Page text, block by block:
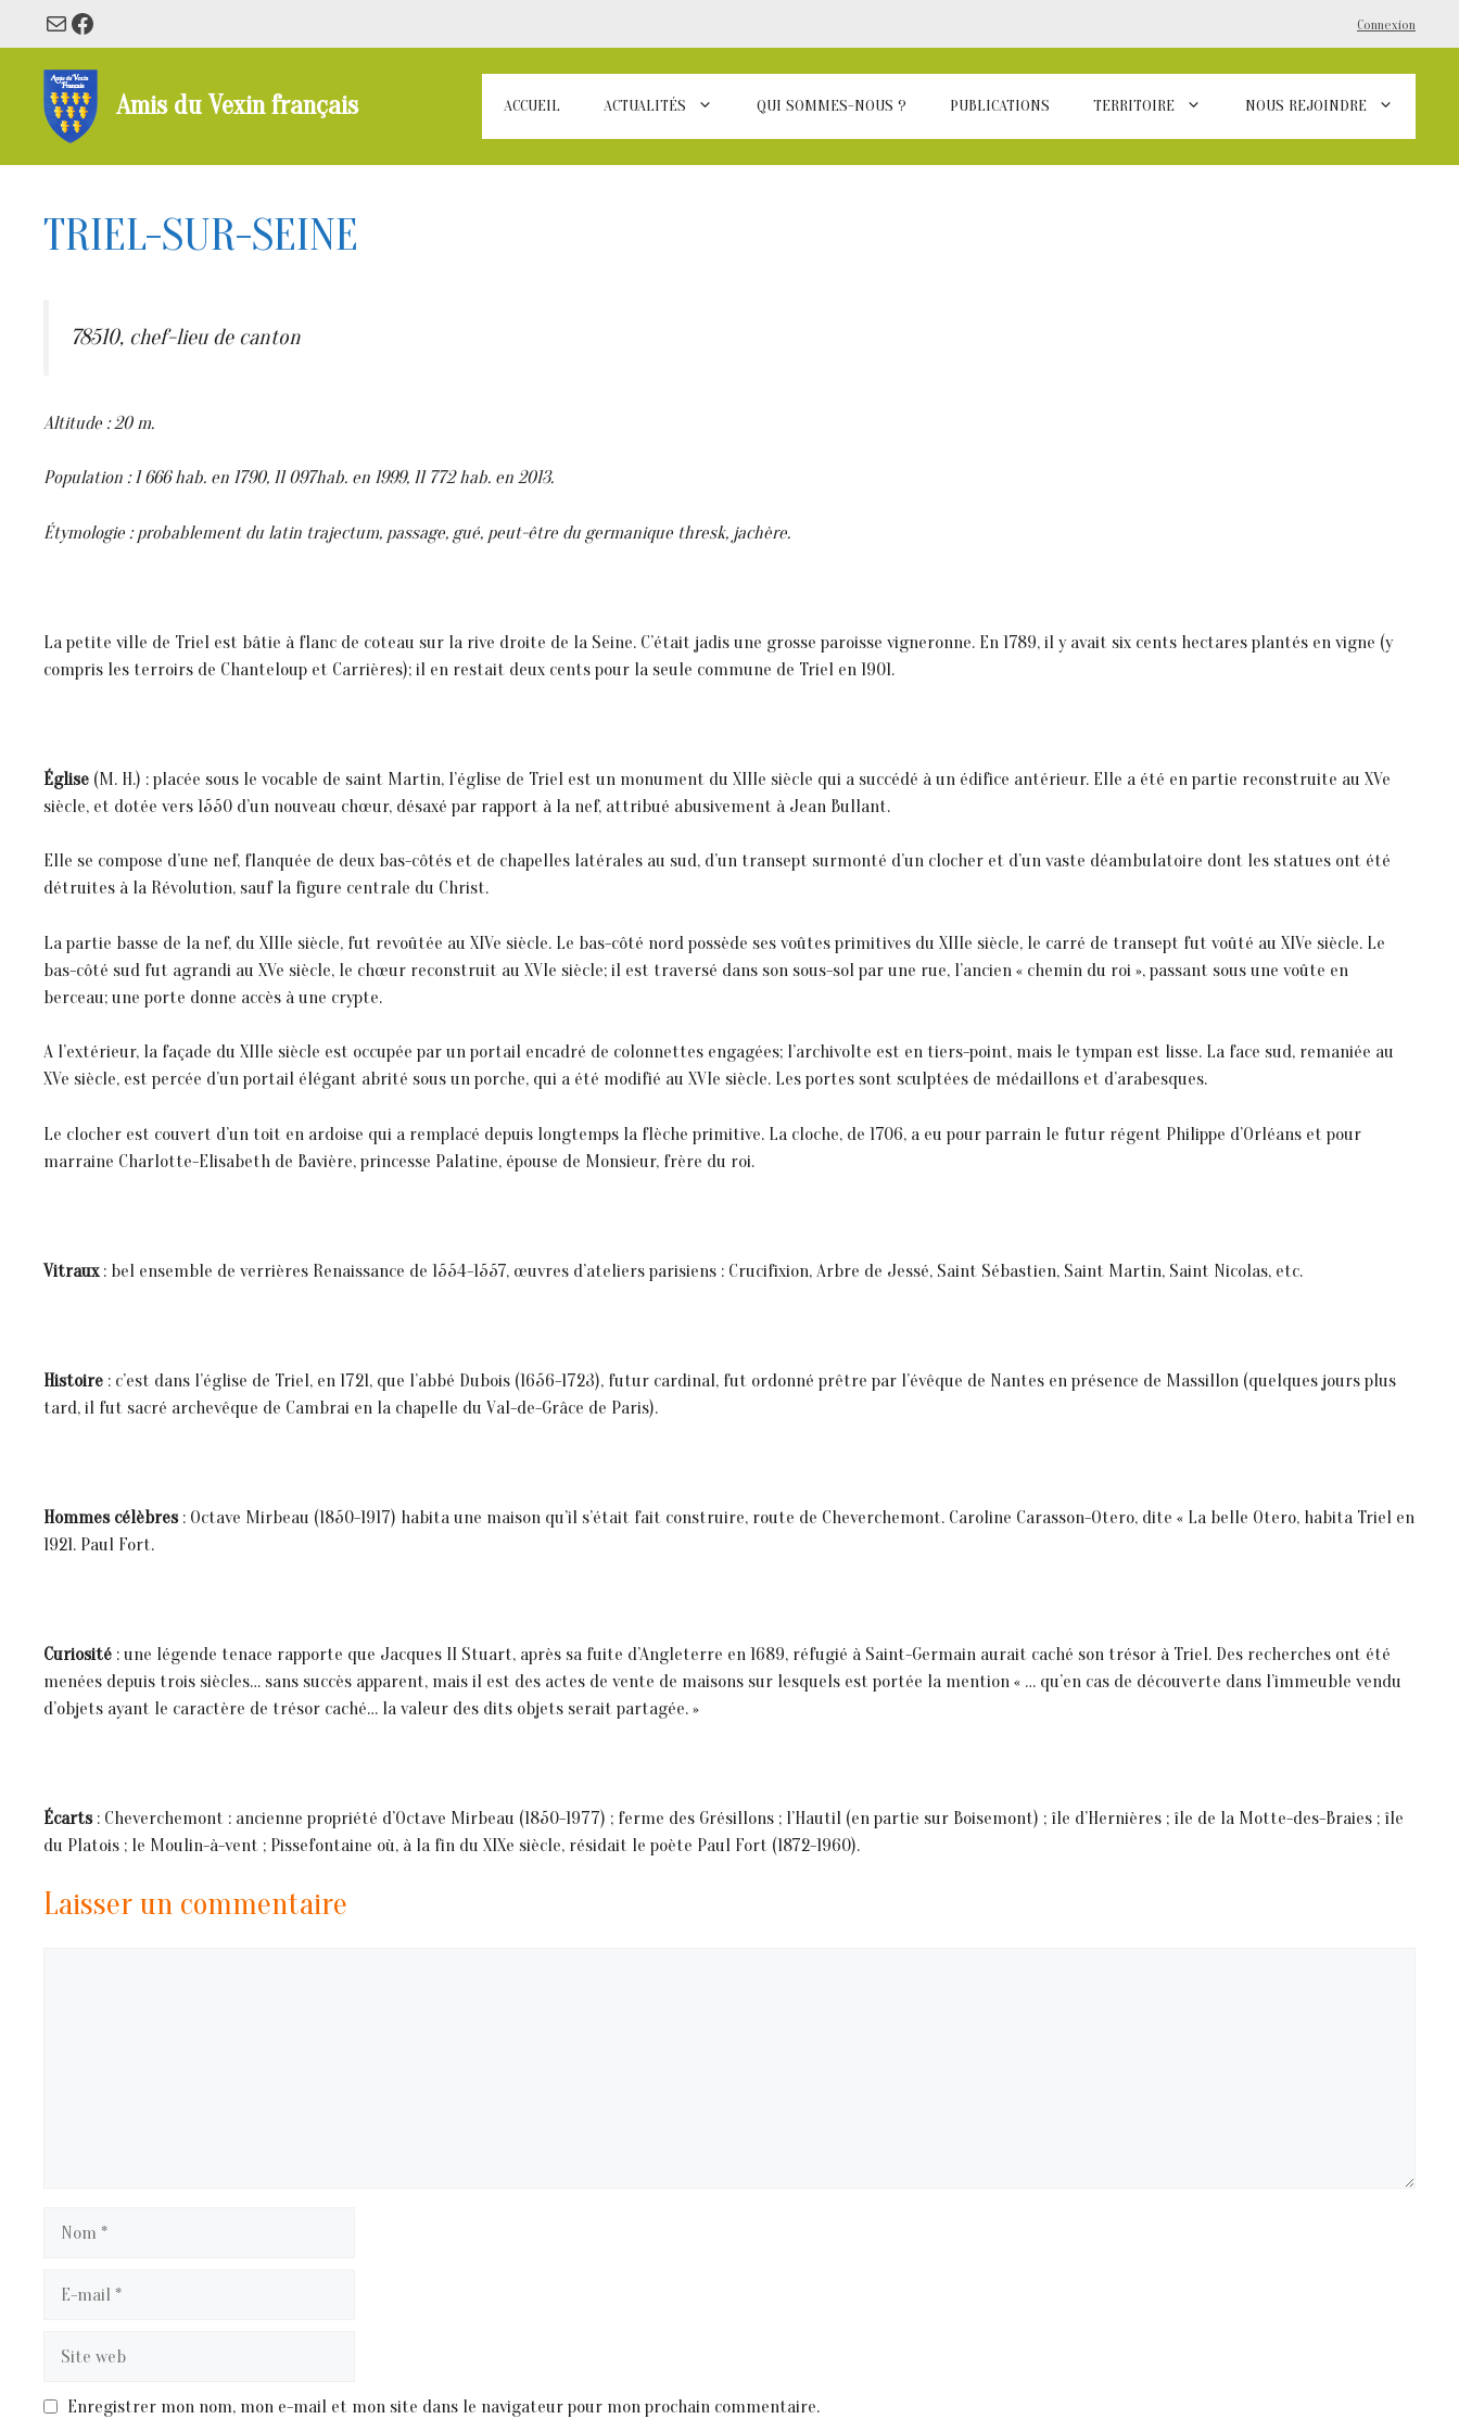
contenu
Connexion
E-mailFacebook
Amis du Vexin français ACCUEIL ACTUALITÉS QUI SOMMES-NOUS ? PUBLICATIONS TERRITOIRE NOUS REJOINDRE
TRIEL-SUR-SEINE
78510, chef-lieu de canton
Altitude : 20 m.
Population : 1 666 hab. en 1790, 11 097hab. en 1999, 11 772 hab. en 2013.
Étymologie : probablement du latin trajectum, passage, gué, peut-être du germanique thresk, jachère.
La petite ville de Triel est bâtie à flanc de coteau sur la rive droite de la Seine. C’était jadis une grosse paroisse vigneronne. En 1789, il y avait six cents hectares plantés en vigne (y
compris les terroirs de Chanteloup et Carrières); il en restait deux cents pour la seule commune de Triel en 1901.
Église (M. H.) : placée sous le vocable de saint Martin, l’église de Triel est un monument du XIIIe siècle qui a succédé à un édifice antérieur. Elle a été en partie reconstruite au XVe
siècle, et dotée vers 1550 d’un nouveau chœur, désaxé par rapport à la nef, attribué abusivement à Jean Bullant.
Elle se compose d’une nef, flanquée de deux bas-côtés et de chapelles latérales au sud, d’un transept surmonté d’un clocher et d’un vaste déambulatoire dont les statues ont été
détruites à la Révolution, sauf la figure centrale du Christ.
La partie basse de la nef, du XIIIe siècle, fut revoûtée au XIVe siècle. Le bas-côté nord possède ses voûtes primitives du XIIIe siècle, le carré de transept fut voûté au XIVe siècle. Le
bas-côté sud fut agrandi au XVe siècle, le chœur reconstruit au XVIe siècle; il est traversé dans son sous-sol par une rue, l’ancien « chemin du roi », passant sous une voûte en
berceau; une porte donne accès à une crypte.
A l’extérieur, la façade du XIIIe siècle est occupée par un portail encadré de colonnettes engagées; l’archivolte est en tiers-point, mais le tympan est lisse. La face sud, remaniée au
XVe siècle, est percée d’un portail élégant abrité sous un porche, qui a été modifié au XVIe siècle. Les portes sont sculptées de médaillons et d’arabesques.
Le clocher est couvert d’un toit en ardoise qui a remplacé depuis longtemps la flèche primitive. La cloche, de 1706, a eu pour parrain le futur régent Philippe d’Orléans et pour
marraine Charlotte-Elisabeth de Bavière, princesse Palatine, épouse de Monsieur, frère du roi.
Vitraux: bel ensemble de verrières Renaissance de 1554-1557, œuvres d’ateliers parisiens : Crucifixion, Arbre de Jessé, Saint Sébastien, Saint Martin, Saint Nicolas, etc.
Histoire : c’est dans l’église de Triel, en 1721, que l’abbé Dubois (1656-1723), futur cardinal, fut ordonné prêtre par l’évêque de Nantes en présence de Massillon (quelques jours plus
tard, il fut sacré archevêque de Cambrai en la chapelle du Val-de-Grâce de Paris).
Hommes célèbres : Octave Mirbeau (1850-1917) habita une maison qu’il s’était fait construire, route de Cheverchemont. Caroline Carasson-Otero, dite « La belle Otero, habita Triel en
1921. Paul Fort.
Curiosité : une légende tenace rapporte que Jacques II Stuart, après sa fuite d’Angleterre en 1689, réfugié à Saint-Germain aurait caché son trésor à Triel. Des recherches ont été
menées depuis trois siècles… sans succès apparent, mais il est des actes de vente de maisons sur lesquels est portée la mention « … qu’en cas de découverte dans l’immeuble vendu
d’objets ayant le caractère de trésor caché… la valeur des dits objets serait partagée. »
Écarts: Cheverchemont : ancienne propriété d’Octave Mirbeau (1850-1977) ; ferme des Grésillons ; l’Hautil (en partie sur Boisemont) ; île d’Hernières ; île de la Motte-des-Braies ; îIe
du Platois ; le Moulin-à-vent ; Pissefontaine où, à la fin du XIXe siècle, résidait le poète Paul Fort (1872-1960).
Laisser un commentaire
Enregistrer mon nom, mon e-mail et mon site dans le navigateur pour mon prochain commentaire.